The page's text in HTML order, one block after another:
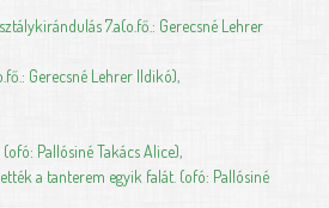
7.a(o.fő.: Gerecsné Lehrer
Gerecsné Lehrer Ildikó),
Pallósiné Takács Alice),
a tanterem egyik falát. (ofó: Pallósiné